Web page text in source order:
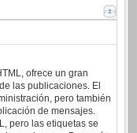
ofrece un gran
las publicaciones. El
pero también
de mensajes.
pero las etiquetas se